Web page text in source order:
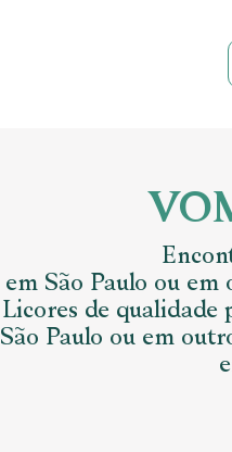
em São Paulo ou em
Licores de qualidade
São Paulo ou em